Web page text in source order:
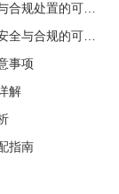
处置的可靠选择
合规的可靠伙伴
事项
解
指南